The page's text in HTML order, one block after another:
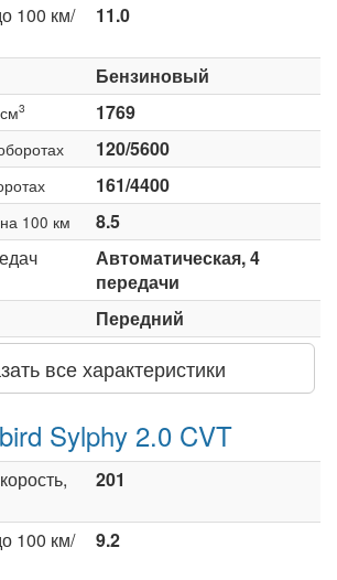
100 км/
11.0
Бензиновый
см3
1769
120/5600
161/4400
100 км
8.5
Автоматическая, 4
передачи
Передний
все характеристики
Sylphy 2.0 CVT
201
100 км/
9.2